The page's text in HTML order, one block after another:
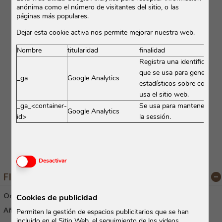
FICHA TÉCNICA
Origen:Francia/ Bordeaux
Añada:2023
anónima como el número de visitantes del sitio, o las
páginas más populares.
Dejar esta cookie activa nos permite mejorar nuestra web.
Nombre
titularidad finalidad
_ga Google Analytics
Registra una
que se usa para generar
estadísticos sobre com el
usa el sitio web.
_ga_<container-
id>
Google Analytics
Se usa para mantener el
la sessión.
Activar o desactivar las cookies
Desactivar
Cookies de publicidad
Permiten la gestión de espacios publicitarios que se han